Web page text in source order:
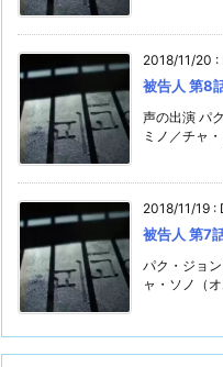
2018/11/20 :
被告人 第8
声の出演 パ
ミノ／チャ
2018/11/19 :
被告人 第7
パク・ジョ
ャ・ソノ（